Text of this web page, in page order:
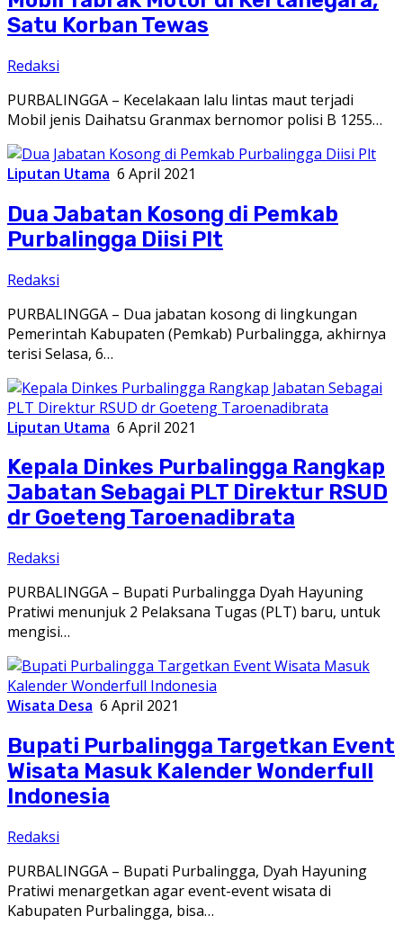
Satu Korban Tewas
Redaksi
PURBALINGGA – Kecelakaan lalu lintas maut terjadi
Mobil jenis Daihatsu Granmax bernomor polisi B 1255…
Liputan Utama 6 April 2021
Dua Jabatan Kosong di Pemkab
Purbalingga Diisi Plt
Redaksi
PURBALINGGA – Dua jabatan kosong di lingkungan
Pemerintah Kabupaten (Pemkab) Purbalingga, akhirnya
terisi Selasa, 6…
Liputan Utama 6 April 2021
Kepala Dinkes Purbalingga Rangkap
Jabatan Sebagai PLT Direktur RSUD
dr Goeteng Taroenadibrata
Redaksi
PURBALINGGA – Bupati Purbalingga Dyah Hayuning
Pratiwi menunjuk 2 Pelaksana Tugas (PLT) baru, untuk
mengisi…
Wisata Desa 6 April 2021
Bupati Purbalingga Targetkan Event
Wisata Masuk Kalender Wonderfull
Indonesia
Redaksi
PURBALINGGA – Bupati Purbalingga, Dyah Hayuning
Pratiwi menargetkan agar event-event wisata di
Kabupaten Purbalingga, bisa…